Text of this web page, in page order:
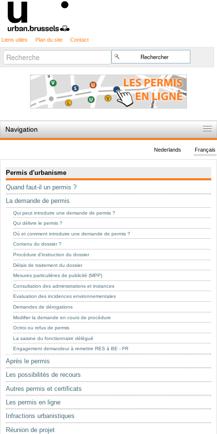
Liens utiles Plan du site Contact
Chercher par
Recherche
avancée…
Navigation
Règles du jeu
Permis d'urbanisme
Cartographie
Etudes et publications
Mots-clés
Renseignements urbanistiques
Français
Nederlands
Permis d'urbanisme
Quand faut-il un permis ?
La demande de permis
Qui peut introduire une demande de permis ?
Qui délivre le permis ?
Où et comment introduire une demande de permis ?
Contenu du dossier ?
Procédure d’instruction du dossier
Délais de traitement du dossier
Mesures particulières de publicité (MPP)
Consultation des administrations et instances
Evaluation des incidences environnementales
Demandes de dérogations
Modifier la demande en cours de procédure
Octroi ou refus de permis
La saisine du fonctionnaire délégué
Engagement demandeur à remettre RES à BE - FR
Après le permis
Les possibilités de recours
Autres permis et certificats
Les permis en ligne
Infractions urbanistiques
Réunion de projet